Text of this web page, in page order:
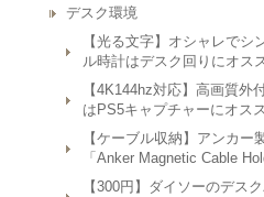
デスク環境
【光る文字】オシャレで
ル時計はデスク回りにオス
【4K144hz対応】高画質外
はPS5キャプチャーにオス
【ケーブル収納】アンカ
「Anker Magnetic Cable
【300円】ダイソーのデ